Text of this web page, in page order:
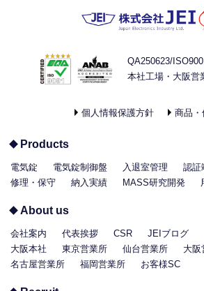
QA250623/
本社工場・大阪営
個人情報保護方針 商品・
Products
電気錠 電気錠制御盤 入退室管理 認証
修理・保守
納入実績 MASS研究開発
About us
会社案内 代表挨拶 CSR
JEIブログ
大阪本社
東京営業所 仙台営業所
大阪
名古屋営業所
福岡営業所 お客様SC